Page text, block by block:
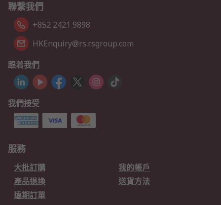
聯繫我們
+852 2421 9898
HKEnquiry@rs.rsgroup.com
跟着我們
我們接受
服務
大批訂購
我的帳戶
產品退換
送貨方法
遠期訂單